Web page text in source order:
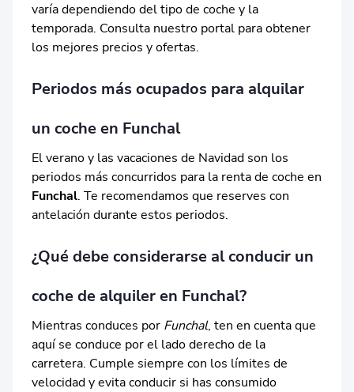
varía dependiendo del tipo de coche y la
temporada. Consulta nuestro portal para obtener
los mejores precios y ofertas.
Periodos más ocupados para alquilar
un coche en Funchal
El verano y las vacaciones de Navidad son los
periodos más concurridos para la renta de coche en
Funchal. Te recomendamos que reserves con
antelación durante estos periodos.
¿Qué debe considerarse al conducir un
coche de alquiler en Funchal?
Mientras conduces por Funchal, ten en cuenta que
aquí se conduce por el lado derecho de la
carretera. Cumple siempre con los límites de
velocidad y evita conducir si has consumido